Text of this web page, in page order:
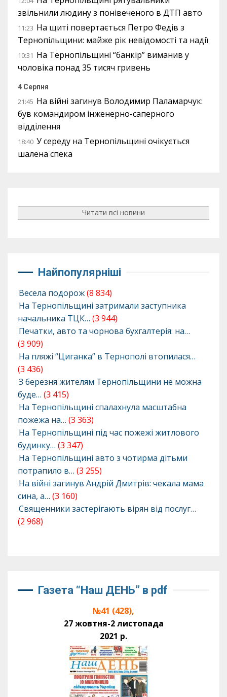
звільнили людину з понівеченого в ДТП авто
11:23 На щиті повертається Петро Федів з
Тернопільщини: майже рік невідомості та надії
10:31 На Тернопільщині “банкір” виманив у
чоловіка понад 35 тисяч гривень
4 Серпня
21:45 На війні загинув Володимир Паламарчук:
був командиром інженерно-саперного
відділення
18:40 У середу на Тернопільщині очікується
шалена спека
Читати всі новини
Найпопулярніші
Весела подорож(8 834)
На Тернопільщині затримали заступника
начальника ТЦК… (3 944)
Печатки, авто та чорнова бухгалтерія: на…
(3 909)
На пляжі “Циганка” в Тернополі втопилася…
(3 436)
З березня жителям Тернопільщини не можна
буде… (3 415)
На Тернопільщині спалахнула масштабна
пожежа на… (3 363)
На Тернопільщині під час пожежі житлового
будинку… (3 347)
На Тернопільщині авто з чотирма дітьми
потрапило в… (3 255)
На війні загинув Андрій Дмитрів: чекала мама
сина, а… (3 160)
Священники застерігають вірян від послуг…
(2 968)
Газета “Наш ДЕНЬ” в pdf
№41 (428),
27 жовтня-2 листопада
2021 р.